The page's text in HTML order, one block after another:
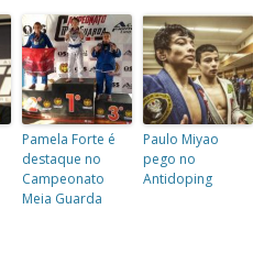
Pamela Forte é
destaque no
Campeonato
Meia Guarda
Paulo Miyao
pego no
Antidoping